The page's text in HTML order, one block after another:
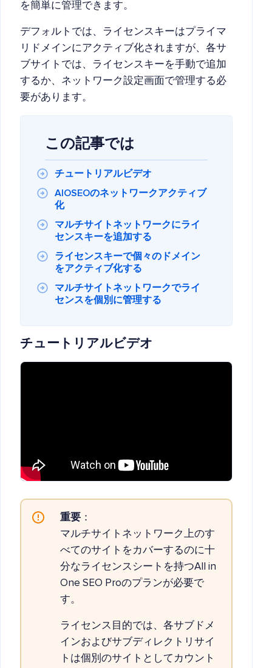
を簡単に管理できます。
デフォルトでは、ライセンスキーはプライマ
リドメインにアクティブ化されますが、各サ
ブサイトでは、ライセンスキーを手動で追加
するか、ネットワーク設定画面で管理する必
要があります。
この記事では
チュートリアルビデオ
AIOSEOのネットワークアクティブ
化
マルチサイトネットワークにライ
センスキーを追加する
ライセンスキーで個々のドメイン
をアクティブ化する
マルチサイトネットワークでライ
センスを個別に管理する
チュートリアルビデオ
重要 ：
マルチサイトネットワーク上のす
べてのサイトをカバーするのに十
分なライセンスシートを持つAll in
One SEO Proのプランが必要で
す。
ライセンス目的では、各サブドメ
インおよびサブディレクトリサイ
トは個別のサイトとしてカウント